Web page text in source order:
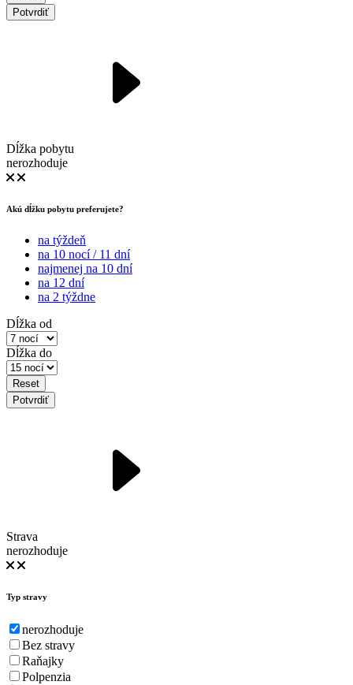
Potvrdiť
Dĺžka pobytu
nerozhoduje
Akú dĺžku pobytu preferujete?
na týždeň
na 10 nocí / 11 dní
najmenej na 10 dní
na 12 dní
na 2 týždne
Dĺžka od
Dĺžka do
Reset
Potvrdiť
Strava
nerozhoduje
Typ stravy
nerozhoduje
Bez stravy
Raňajky
Polpenzia